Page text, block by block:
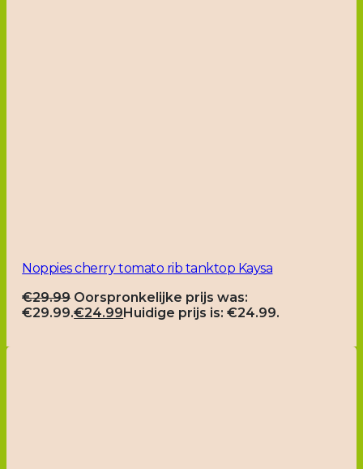
Noppies cherry tomato rib tanktop Kaysa
€29.99 Oorspronkelijke prijs was:
€29.99.€24.99 Huidige prijs is: €24.99.